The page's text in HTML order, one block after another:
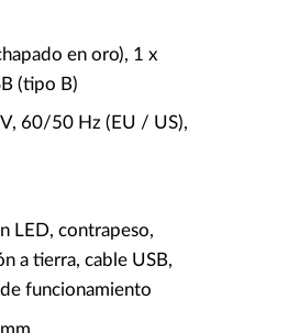
en oro), 1 x
(tipo B)
60/50 Hz (EU / US),
LED, contrapeso,
a tierra, cable USB,
funcionamiento